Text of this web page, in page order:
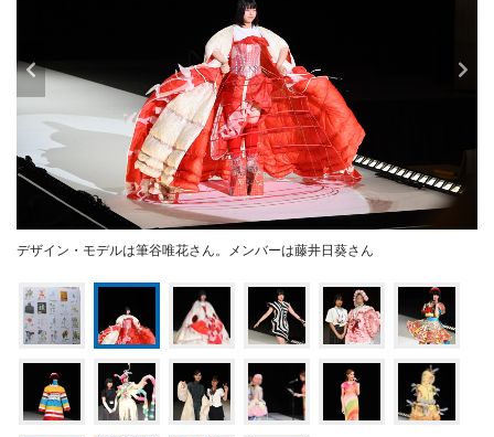
デザイン・モデルは筆谷唯花さん。メンバーは藤井日葵さん